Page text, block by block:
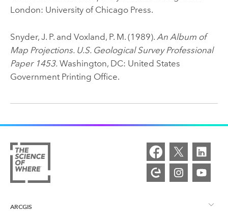
London: University of Chicago Press.
Snyder, J. P. and Voxland, P. M. (1989). An Album of
Map Projections. U.S. Geological Survey Professional
Paper 1453.Washington, DC: United States
Government Printing Office.
ARCGIS